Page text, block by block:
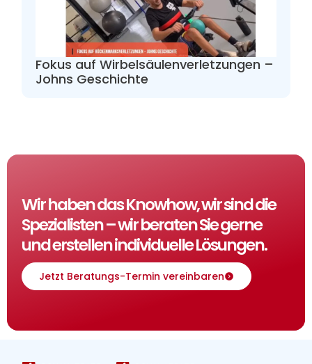
Fokus auf Wirbelsäulenverletzungen –
Johns Geschichte
Wir haben das Knowhow, wir sind die
Spezialisten – wir beraten Sie gerne
und erstellen individuelle Lösungen.
Jetzt Beratungs-Termin vereinbaren